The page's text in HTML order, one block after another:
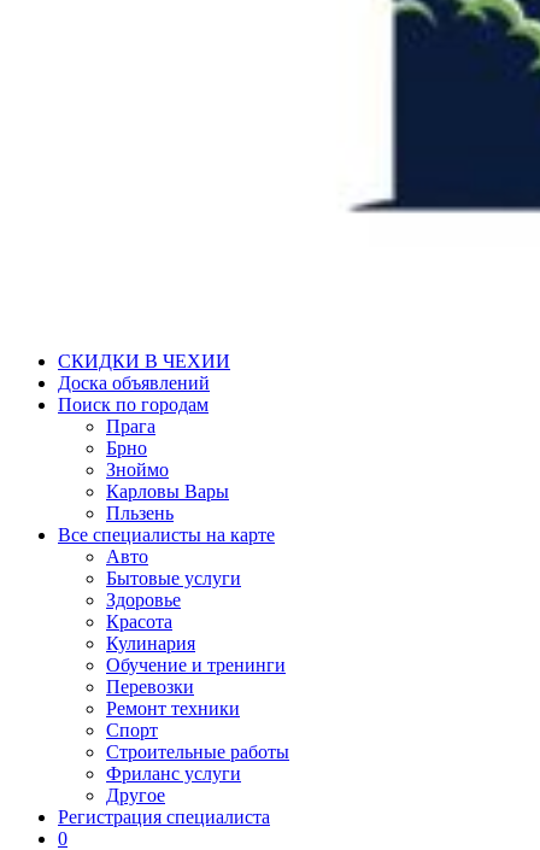
СКИДКИ В ЧЕХИИ
Доска объявлений
Поиск по городам
Прага
Брно
Зноймо
Карловы Вары
Пльзень
Все специалисты на карте
Авто
Бытовые услуги
Здоровье
Красота
Кулинария
Обучение и тренинги
Перевозки
Ремонт техники
Спорт
Строительные работы
Фриланс услуги
Другое
Регистрация специалиста
0